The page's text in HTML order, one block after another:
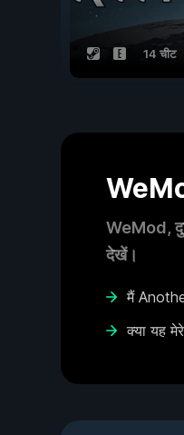
14 चीट
WeMod,
देखें।
मैं
क्या यह